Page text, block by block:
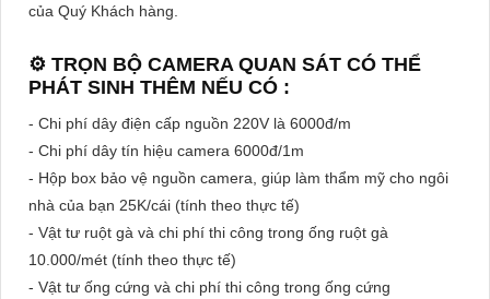
của Quý Khách hàng.
⚙ TRỌN BỘ CAMERA QUAN SÁT CÓ THỂ
PHÁT SINH THÊM NẾU CÓ :
- Chi phí dây điện cấp nguồn 220V là 6000đ/m
- Chi phí dây tín hiệu camera 6000đ/1m
- Hộp box bảo vệ nguồn camera, giúp làm thẩm mỹ cho ngôi
nhà của bạn 25K/cái (tính theo thực tế)
- Vật tư ruột gà và chi phí thi công trong ống ruột gà
10.000/mét (tính theo thực tế)
- Vật tư ống cứng và chi phí thi công trong ống cứng